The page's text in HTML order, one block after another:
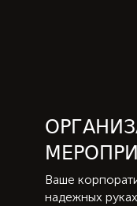
Ваше
надежных